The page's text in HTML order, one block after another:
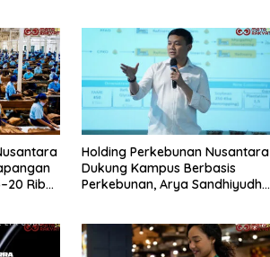
Ribu
Holding Perkebunan Nusantara
Dukung Kampus Berbasis
Perkebunan, Arya Sandhiyudha